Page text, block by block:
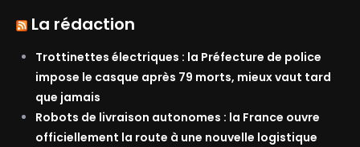
La rédaction
Trottinettes électriques : la Préfecture de police
impose le casque après 79 morts, mieux vaut tard
que jamais
Robots de livraison autonomes : la France ouvre
officiellement la route à une nouvelle logistique